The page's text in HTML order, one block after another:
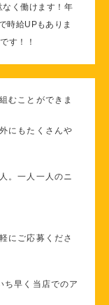
なく働けます！年
時給UPもありま
す！！
むことができま
にもたくさんや
。一人一人のニ
にご応募くださ
ち早く当店でのア